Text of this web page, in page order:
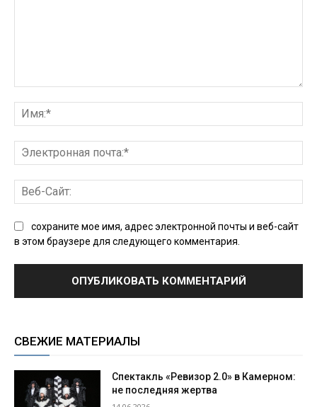
сохраните мое имя, адрес электронной почты и веб-сайт
в этом браузере для следующего комментария.
СВЕЖИЕ МАТЕРИАЛЫ
Спектакль «Ревизор 2.0» в Камерном:
не последняя жертва